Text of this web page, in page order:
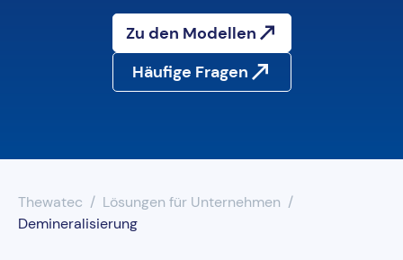
Zu den Modellen
Häufige Fragen
Thewatec
Lösungen für Unternehmen
Demineralisierung